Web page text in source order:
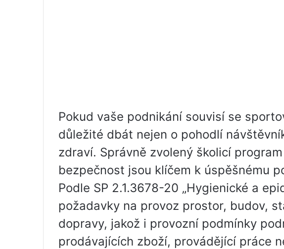
Pokud vaše podnikání souvisí se
důležité dbát nejen o pohodlí
zdraví. Správně zvolený školicí
bezpečnost jsou klíčem k úspěšnému
Podle SP 2.1.3678-20 „Hygienické a
požadavky na provoz prostor, budov,
dopravy, jakož i provozní podmínky
prodávajících zboží, provádějící práce